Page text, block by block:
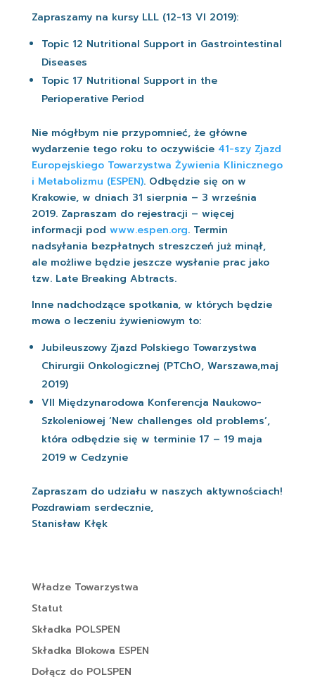
Zapraszamy na kursy LLL (12-13 VI 2019):
Topic 12 Nutritional Support in Gastrointestinal
Diseases
Topic 17 Nutritional Support in the
Perioperative Period
Nie mógłbym nie przypomnieć, że główne
wydarzenie tego roku to oczywiście 41-szy Zjazd
Europejskiego Towarzystwa Żywienia Klinicznego
i Metabolizmu (ESPEN). Odbędzie się on w
Krakowie, w dniach 31 sierpnia – 3 września
2019. Zapraszam do rejestracji – więcej
informacji pod www.espen.org. Termin
nadsyłania bezpłatnych streszczeń już minął,
ale możliwe będzie jeszcze wysłanie prac jako
tzw. Late Breaking Abtracts.
Inne nadchodzące spotkania, w których będzie
mowa o leczeniu żywieniowym to:
Jubileuszowy Zjazd Polskiego Towarzystwa
Chirurgii Onkologicznej (PTChO, Warszawa,maj
2019)
VII Międzynarodowa Konferencja Naukowo-
Szkoleniowej ‘New challenges old problems’,
która odbędzie się w terminie 17 – 19 maja
2019 w Cedzynie
Zapraszam do udziału w naszych aktywnościach!
Pozdrawiam serdecznie,
Stanisław Kłęk
Władze Towarzystwa
Statut
Składka POLSPEN
Składka Blokowa ESPEN
Dołącz do POLSPEN